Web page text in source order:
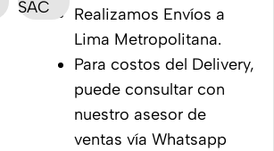
Realizamos Envíos a
Lima Metropolitana.
Para costos del Delivery,
puede consultar con
nuestro asesor de
ventas vía Whatsapp